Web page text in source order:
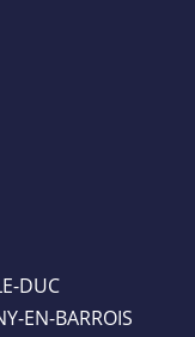
DUC
EN-BARROIS